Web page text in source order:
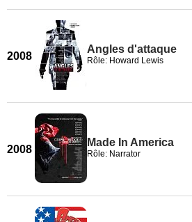
2008
Angles d'attaque
Rôle: Howard Lewis
2008
Made In America
Rôle: Narrator